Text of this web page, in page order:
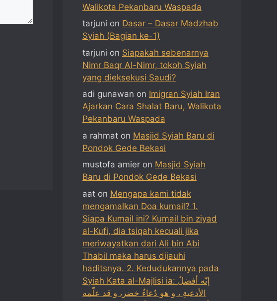
Walikota Pekanbaru Waspada
tarjuni on Dasar – Dasar Madzhab
Syiah (Bagian ke-1)
tarjuni on Siapakah sebenarnya
Nimr Baqr Al-Nimr, tokoh Syiah
yang dieksekusi Saudi?
adi gunawan on Imigran Syiah Iran
Ajarkan Cara Shalat Baru, Walikota
Pekanbaru Waspada
a rahmat on Masjid Syiah Baru di
Pondok Gede Bekasi
mustofa amier on Masjid Syiah
Baru di Pondok Gede Bekasi
aat on Mengapa kami tidak
mengamalkan Doa kumail? 1.
Siapa Kumail ini? Kumail bin ziyad
al-Kufi, dia tsiqah kecuali jika
meriwayatkan dari Ali bin Abi
Thabil maka harus dijauhi
haditsnya. 2. Kedudukannya pada
Syiah Kata al-Majlisi ia: إنّه أفضلُ
الأدعيةِ ، و هو دُعاءُ خضر، و قد علّمه